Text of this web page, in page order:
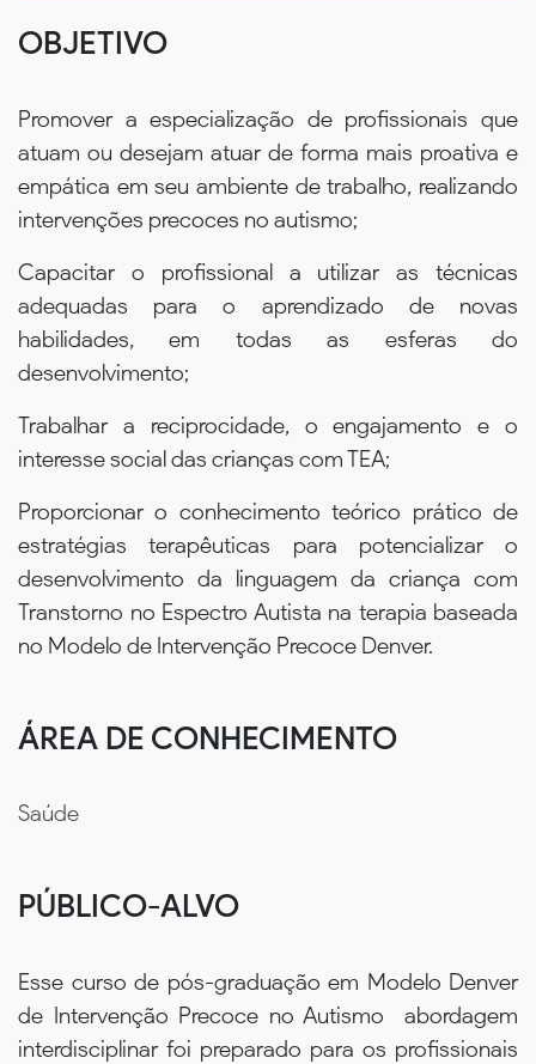
OBJETIVO
Promover a especialização de profissionais que
atuam ou desejam atuar de forma mais proativa e
empática em seu ambiente de trabalho, realizando
intervenções precoces no autismo;
Capacitar o profissional a utilizar as técnicas
adequadas para o aprendizado de novas
habilidades, em todas as esferas do
desenvolvimento;
Trabalhar a reciprocidade, o engajamento e o
interesse social das crianças com TEA;
Proporcionar o conhecimento teórico prático de
estratégias terapêuticas para potencializar o
desenvolvimento da linguagem da criança com
Transtorno no Espectro Autista na terapia baseada
no Modelo de Intervenção Precoce Denver.
ÁREA DE CONHECIMENTO
Saúde
PÚBLICO-ALVO
Esse curso de pós-graduação em Modelo Denver
de Intervenção Precoce no Autismo  abordagem
interdisciplinar foi preparado para os profissionais